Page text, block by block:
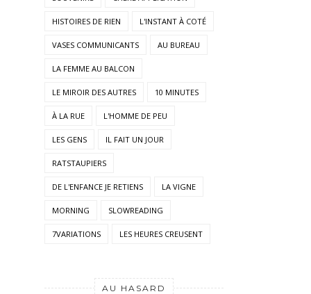
HISTOIRES DE RIEN L'INSTANT À COTÉ
VASES COMMUNICANTS AU BUREAU
LA FEMME AU BALCON
LE MIROIR DES AUTRES 10 MINUTES
À LA RUE L'HOMME DE PEU
LES GENS IL FAIT UN JOUR
RATSTAUPIERS
DE L'ENFANCE JE RETIENS LA VIGNE
MORNING SLOWREADING
7VARIATIONS LES HEURES CREUSENT
AU HASARD